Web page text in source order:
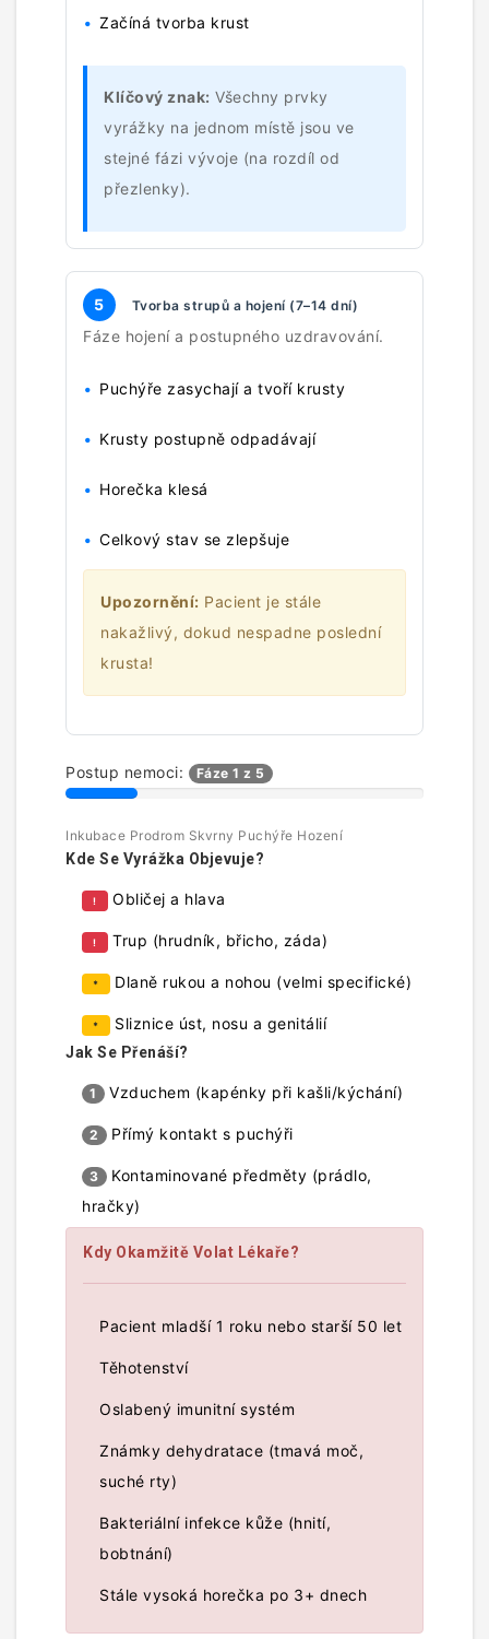
Začíná tvorba krust
Klíčový znak: Všechny prvky
vyrážky na jednom místě jsou ve
stejné fázi vývoje (na rozdíl od
přezlenky).
5 Tvorba strupů a hojení (7–14 dní)
Fáze hojení a postupného uzdravování.
Puchýře zasychají a tvoří krusty
Krusty postupně odpadávají
Horečka klesá
Celkový stav se zlepšuje
Upozornění: Pacient je stále
nakažlivý, dokud nespadne poslední
krusta!
Postup nemoci: Fáze 1 z 5
Inkubace Prodrom Skvrny Puchýře Hození
Kde Se Vyrážka Objevuje?
! Obličej a hlava
! Trup (hrudník, břicho, záda)
* Dlaně rukou a nohou (velmi specifické)
* Sliznice úst, nosu a genitálií
Jak Se Přenáší?
1 Vzduchem (kapénky při kašli/kýchání)
2 Přímý kontakt s puchýři
3 Kontaminované předměty (prádlo,
hračky)
Kdy Okamžitě Volat Lékaře?
Pacient mladší 1 roku nebo starší 50 let
Těhotenství
Oslabený imunitní systém
Známky dehydratace (tmavá moč,
suché rty)
Bakteriální infekce kůže (hnití,
bobtnání)
Stále vysoká horečka po 3+ dnech